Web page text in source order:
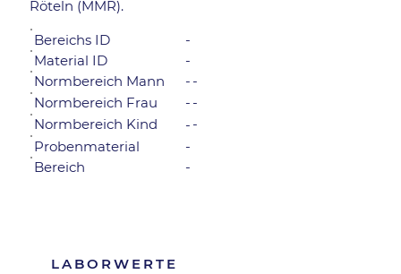
Röteln (MMR).
Bereichs ID
-
Material ID
-
Normbereich Mann
- -
Normbereich Frau
- -
Normbereich Kind
- -
Probenmaterial
-
Bereich
-
LABORWERTE